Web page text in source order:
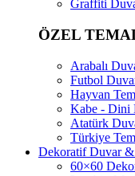
Graffiti
ÖZEL
Arabalı
Futbol
Hayvan
Kabe - Dini
Atatürk
Türkiye
Dekoratif Duvar &
60×60